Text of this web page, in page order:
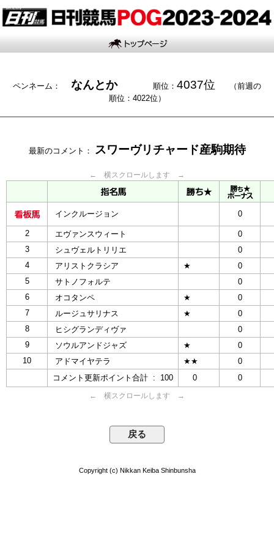
ペンネーム： なんとか 順位： 4037位
（前週の
順位：4022位）
最新のコメント： スワーヴリチャード産駒期待
← 横スクロールします →
インクルージョン 0
2 エヴァンスウィート
0
3
シュヴェルトリリエ
0
4
アリストクラシア ★
0
5
サトノフォルテ
0
6
オコタンペ ★
0
7
ルージュサリナス ★
0
8
ヒシグランディヴァ
0
9
ソウルアンドジャズ ★
0
10
アドマイヤテラ ★★
0
コメント更新ポイント合計 : 100
0 0
← 横スクロールします →
Copyright (c) Nikkan Keiba Shinbunsha